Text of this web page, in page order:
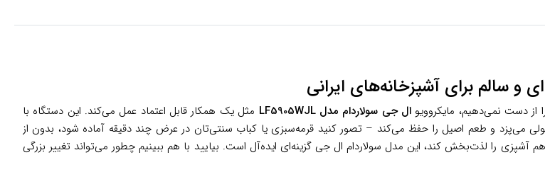
از دست نمی‌دهیم، مایکروویوال جی سولاردام مدل LF5905WJL
مثل یک همکار قابل اعتماد عمل می‌کند. این دستگاه با
می‌پزد و طعم اصیل را حفظ می‌کند – تصور کنید قرمه‌سبزی یا کباب سنتی‌تان در عرض چند دقیقه آماده شود، بدون از
را لذت‌بخش کند، این مدل سولاردام ال جی گزینه‌ای ایده‌آل است. بیایید با هم ببینیم چطور می‌تواند تغییر بزرگی